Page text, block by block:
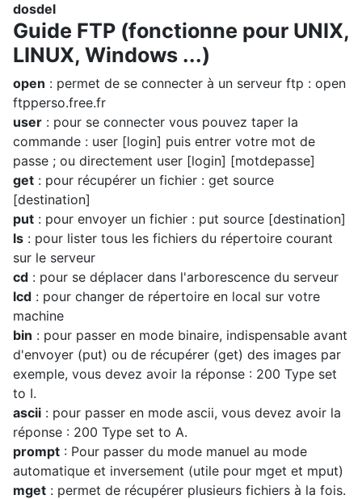
dosdel
Guide FTP (fonctionne pour UNIX,
LINUX, Windows ...)
open : permet de se connecter à un serveur ftp : open
ftpperso.free.fr
user : pour se connecter vous pouvez taper la
commande : user [login] puis entrer votre mot de
passe ; ou directement user [login] [motdepasse]
get : pour récupérer un fichier : get source
[destination]
put : pour envoyer un fichier : put source [destination]
ls : pour lister tous les fichiers du répertoire courant
sur le serveur
cd : pour se déplacer dans l'arborescence du serveur
lcd : pour changer de répertoire en local sur votre
machine
bin : pour passer en mode binaire, indispensable avant
d'envoyer (put) ou de récupérer (get) des images par
exemple, vous devez avoir la réponse : 200 Type set
to I.
ascii : pour passer en mode ascii, vous devez avoir la
réponse : 200 Type set to A.
prompt : Pour passer du mode manuel au mode
automatique et inversement (utile pour mget et mput)
mget : permet de récupérer plusieurs fichiers à la fois.